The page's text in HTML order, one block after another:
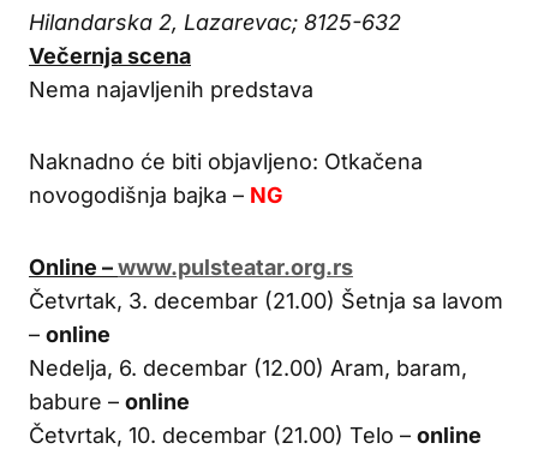
Hilandarska 2, Lazarevac; 8125-632
Večernja scena
Nema najavljenih predstava
Naknadno će biti objavljeno: Otkačena
novogodišnja bajka – NG
Online –www.pulsteatar.org.rs
Četvrtak, 3. decembar (21.00) Šetnja sa lavom
– online
Nedelja, 6. decembar (12.00) Aram, baram,
babure – online
Četvrtak, 10. decembar (21.00) Telo – online